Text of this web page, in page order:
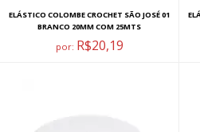
ELÁSTICO COLOMBE CROCHET SÃO JOSÉ 01
BRANCO 20MM COM 25MTS
por: R$20,19